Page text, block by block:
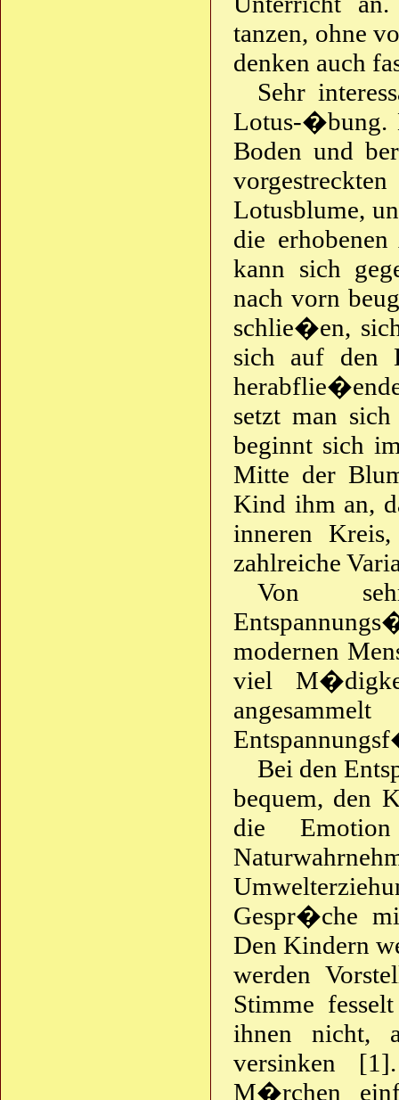
tanzen, ohne
denken auch
Sehr
Lotus-�bung.
Boden und
Lotusblume,
die
kann sich
nach vorn
schlie�en,
sich auf den
setzt man
beginnt sich
Mitte der
Kind ihm an,
inneren
zahlreiche
Von
modernen
viel
Bei den
bequem, den
die
Gespr�che
Den Kindern
werden
Stimme
ihnen nicht,
versinken
M�rchen